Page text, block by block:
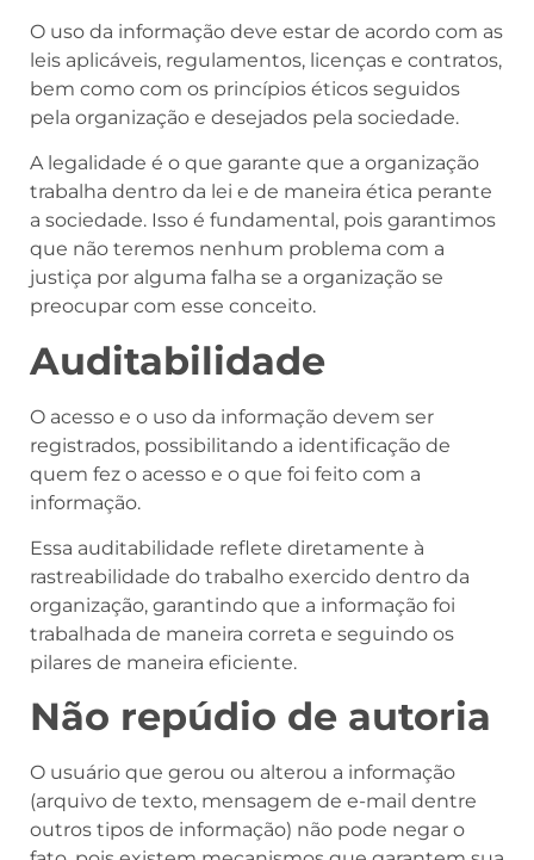
O uso da informação deve estar de acordo com as
leis aplicáveis, regulamentos, licenças e contratos,
bem como com os princípios éticos seguidos
pela organização e desejados pela sociedade.
A legalidade é o que garante que a organização
trabalha dentro da lei e de maneira ética perante
a sociedade. Isso é fundamental, pois garantimos
que não teremos nenhum problema com a
justiça por alguma falha se a organização se
preocupar com esse conceito.
Auditabilidade
O acesso e o uso da informação devem ser
registrados, possibilitando a identificação de
quem fez o acesso e o que foi feito com a
informação.
Essa auditabilidade reflete diretamente à
rastreabilidade do trabalho exercido dentro da
organização, garantindo que a informação foi
trabalhada de maneira correta e seguindo os
pilares de maneira eficiente.
Não repúdio de autoria
O usuário que gerou ou alterou a informação
(arquivo de texto, mensagem de e-mail dentre
outros tipos de informação) não pode negar o